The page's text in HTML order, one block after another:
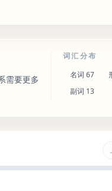
需要更多
词汇分布
名词 67
副词 13